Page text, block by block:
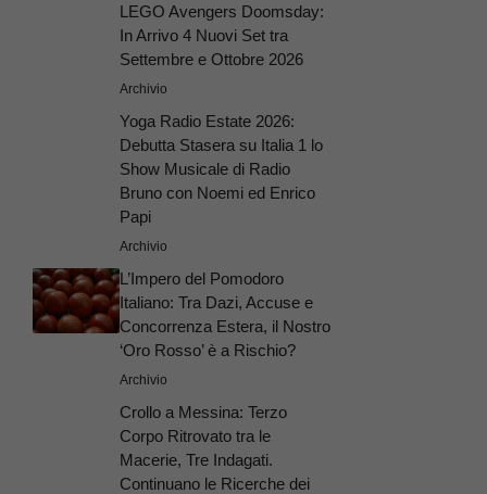
LEGO Avengers Doomsday:
In Arrivo 4 Nuovi Set tra
Settembre e Ottobre 2026
Archivio
Yoga Radio Estate 2026:
Debutta Stasera su Italia 1 lo
Show Musicale di Radio
Bruno con Noemi ed Enrico
Papi
Archivio
L’Impero del Pomodoro
Italiano: Tra Dazi, Accuse e
Concorrenza Estera, il Nostro
‘Oro Rosso’ è a Rischio?
Archivio
Crollo a Messina: Terzo
Corpo Ritrovato tra le
Macerie, Tre Indagati.
Continuano le Ricerche dei